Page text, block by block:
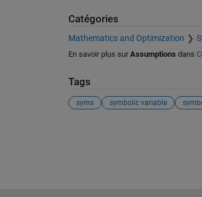
Catégories
Mathematics and Optimization
En savoir plus sur Assumptions dans
Tags
syms symbolic variable